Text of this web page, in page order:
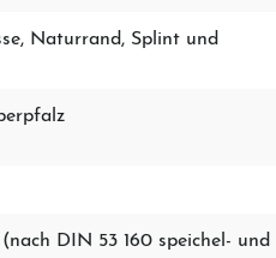
, Naturrand, Splint und
DIN 53 160 speichel- und